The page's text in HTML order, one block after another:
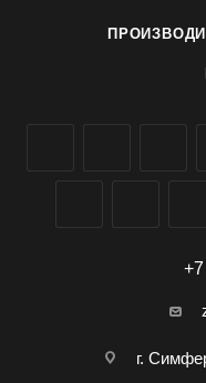
Условия выращивания
г.